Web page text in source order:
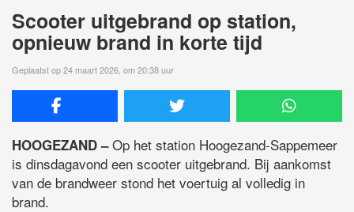
Scooter uitgebrand op station,
opnieuw brand in korte tijd
Geplaatst op 24 maart 2026, om 20:38 uur
HOOGEZAND –Op het station Hoogezand-Sappemeer
is dinsdagavond een scooter uitgebrand. Bij aankomst
van de brandweer stond het voertuig al volledig in
brand.